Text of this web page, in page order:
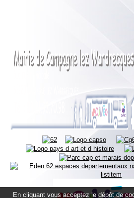
En cliquant vous acceptez le dépôt de